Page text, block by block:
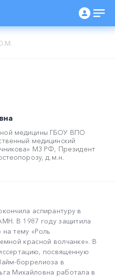
медицины ГБОУ ВПО
медицинский
МЗ РФ, Президент
д.м.н.
аспирантуру в
В 1987 году защитила
тему «Роль
красной волчанке». В
посвященную
боррелиоза в
Михайловна работала в